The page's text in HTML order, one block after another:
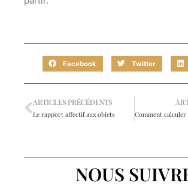
Facebook Twitter
ARTICLES PRÉCÉDENTS
Le rapport affectif aux objets
NOUS